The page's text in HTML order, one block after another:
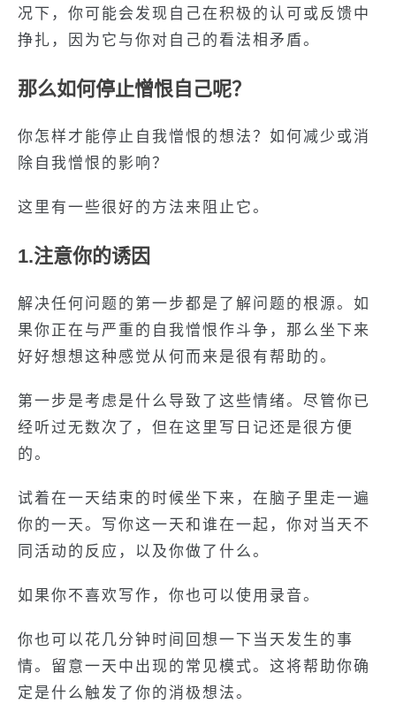
况下，你可能会发现自己在积极的认可或反馈中
挣扎，因为它与你对自己的看法相矛盾。
那么如何停止憎恨自己呢？
你怎样才能停止自我憎恨的想法？如何减少或消
除自我憎恨的影响？
这里有一些很好的方法来阻止它。
1.注意你的诱因
解决任何问题的第一步都是了解问题的根源。如
果你正在与严重的自我憎恨作斗争，那么坐下来
好好想想这种感觉从何而来是很有帮助的。
第一步是考虑是什么导致了这些情绪。尽管你已
经听过无数次了，但在这里写日记还是很方便
的。
试着在一天结束的时候坐下来，在脑子里走一遍
你的一天。写你这一天和谁在一起，你对当天不
同活动的反应，以及你做了什么。
如果你不喜欢写作，你也可以使用录音。
你也可以花几分钟时间回想一下当天发生的事
情。留意一天中出现的常见模式。这将帮助你确
定是什么触发了你的消极想法。